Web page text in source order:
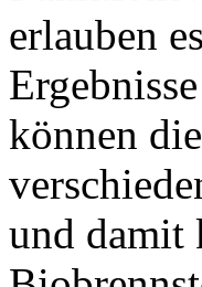
erlauben
können
und damit